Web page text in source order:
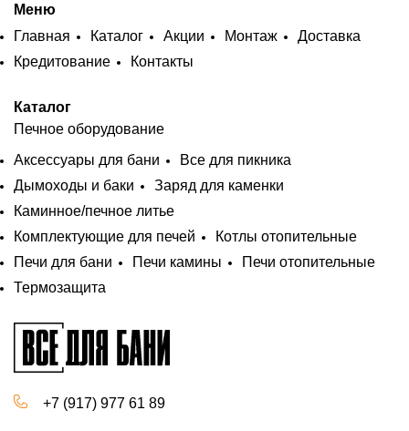
Меню
Главная
Каталог Акции Монтаж
Доставка
Кредитование
Контакты
Каталог
Печное оборудование
Аксессуары для бани
Все для пикника
Дымоходы и баки
Заряд для каменки
Каминное/печное литье
Комплектующие для печей
Котлы отопительные
Печи для бани
Печи камины
Печи отопительные
Термозащита
+7 (917) 977 61 89